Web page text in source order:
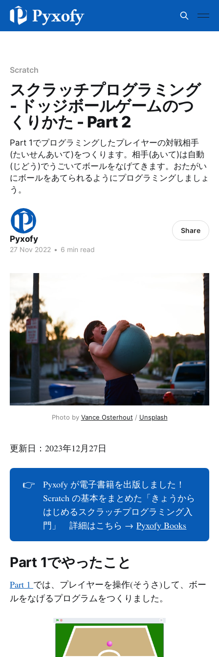
Scratch
スクラッチプログラミング
- ドッジボールゲームのつ
くりかた - Part 2
Part 1でプログラミングしたプレイヤーの対戦相手
(たいせんあいて)をつくります。相手(あいて)は自動
(じどう)でうごいてボールをなげてきます。おたがい
にボールをあてられるようにプログラミングしましょ
う。
Pyxofy
27 Nov 2022 • 6 min read
Share
Photo by Vance Osterhout / Unsplash
更新日：2023年12月27日
👉
Pyxofy が電子書籍を出版しました！
Scratch の基本をまとめた「きょうから
はじめるスクラッチプログラミング入
門」 詳細はこちら →Pyxofy Books
Part 1でやったこと
Part 1 では、プレイヤーを操作(そうさ)して、ボー
ルをなげるプログラムをつくりました。